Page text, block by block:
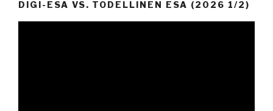
DIGI-ESA VS. TODELLINEN ESA (2026 1/2)